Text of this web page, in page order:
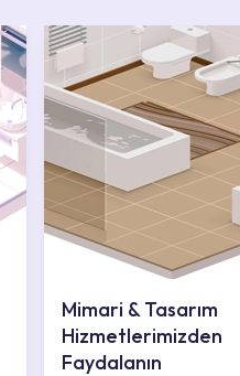
Mimari & Tasarım
Hizmetlerimizden
Faydalanın